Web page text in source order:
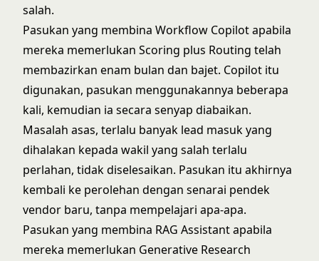
salah.
Pasukan yang membina Workflow Copilot apabila
mereka memerlukan Scoring plus Routing telah
membazirkan enam bulan dan bajet. Copilot itu
digunakan, pasukan menggunakannya beberapa
kali, kemudian ia secara senyap diabaikan.
Masalah asas, terlalu banyak lead masuk yang
dihalakan kepada wakil yang salah terlalu
perlahan, tidak diselesaikan. Pasukan itu akhirnya
kembali ke perolehan dengan senarai pendek
vendor baru, tanpa mempelajari apa-apa.
Pasukan yang membina RAG Assistant apabila
mereka memerlukan Generative Research